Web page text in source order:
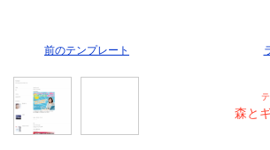
前のテンプレート
森と